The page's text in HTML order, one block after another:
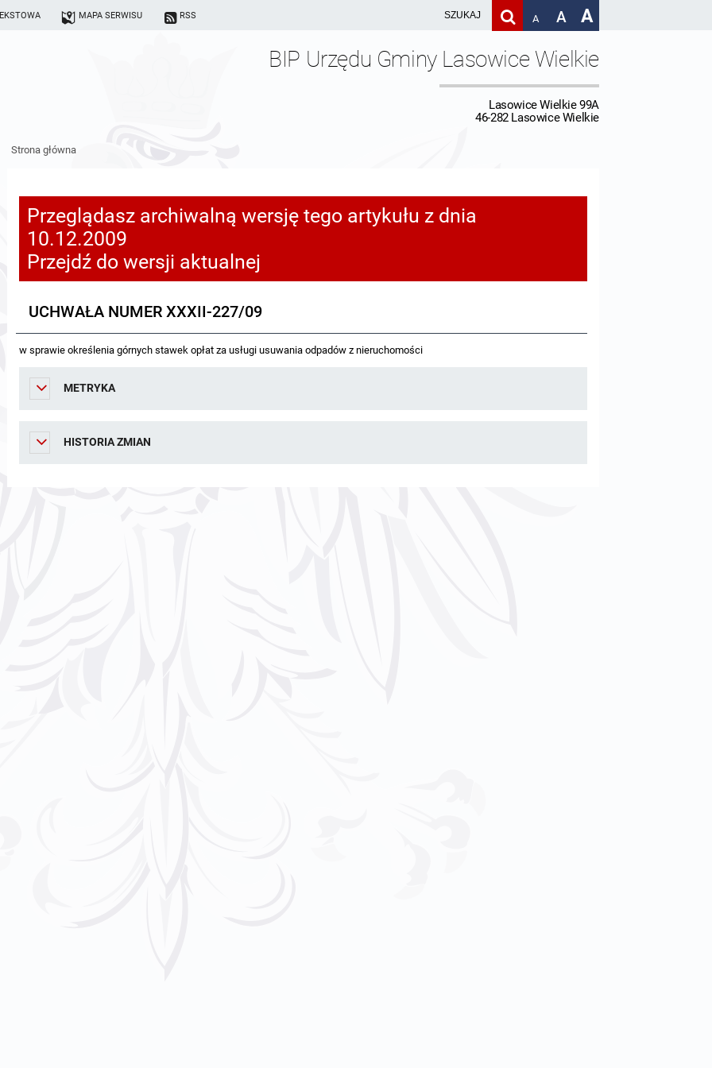
MAPA SERWISU RSS A A A
BIP Urzędu Gminy Lasowice Wielkie
Lasowice Wielkie 99A
46-282 Lasowice Wielkie
Strona główna
Przeglądasz archiwalną wersję tego artykułu z dnia
10.12.2009
Przejdź do wersji aktualnej
UCHWAŁA NUMER XXXII-227/09
w sprawie określenia górnych stawek opłat za usługi usuwania odpadów z nieruchomości
METRYKA
HISTORIA ZMIAN